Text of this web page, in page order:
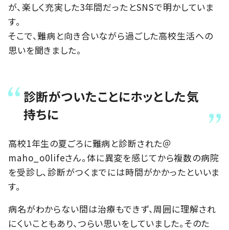
が、楽しく充実した3年間だったとSNSで明かしていま
す。
そこで、難病と向き合いながら過ごした高校生活への
思いを聞きました。
診断がついたことにホッとした気
持ちに
高校1年生の夏ごろに難病と診断された＠
maho_o0lifeさん。体に異変を感じてから複数の病院
を受診し、診断がつくまでには時間がかかったといいま
す。
病名がわからない間は治療もできず、周囲に理解され
にくいこともあり、つらい思いをしていました。そのた